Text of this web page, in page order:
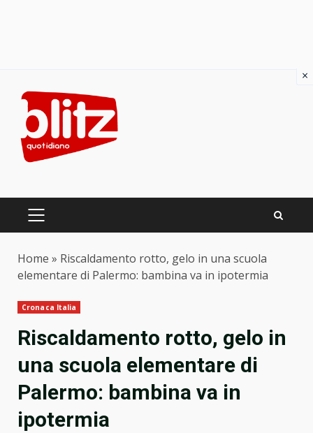
content
PRIMARY
Home » Riscaldamento rotto, gelo in una scuola
elementare di Palermo: bambina va in ipotermia
Cronaca Italia
Riscaldamento rotto, gelo in
una scuola elementare di
Palermo: bambina va in
ipotermia
×